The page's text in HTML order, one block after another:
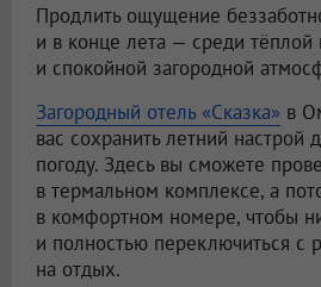
Продлить ощущение
и в конце лета — среди тёплой
и спокойной загородной
Загородный отель «Сказка» в
вас сохранить летний
погоду. Здесь вы сможете
в термальном комплексе, а
в комфортном номере, чтобы
и полностью переключиться с
на отдых.